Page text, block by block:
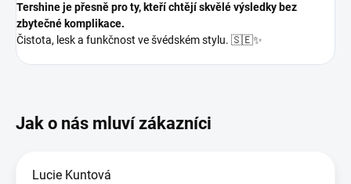
Tershine je přesně pro ty, kteří chtějí skvělé výsledky bez
zbytečné komplikace.
Čistota, lesk a funkčnost ve švédském stylu. 🇸🇪✨
Lucie Kuntová